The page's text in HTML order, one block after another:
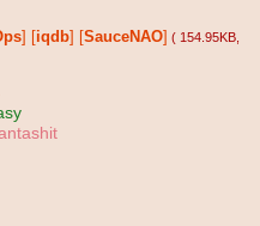
iqdb SauceNAO ( 154.95KB